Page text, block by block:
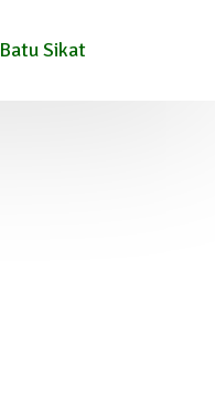
Batu Sikat